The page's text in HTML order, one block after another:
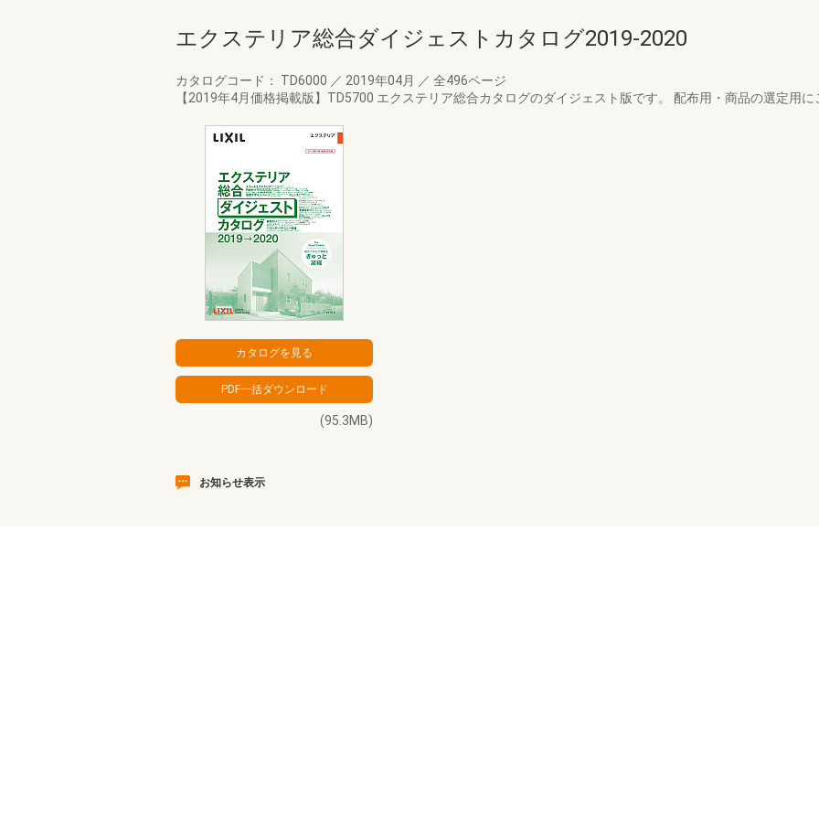
エクステリア総合ダイジェストカタログ2019-2020
カタログコード： TD6000 ／ 2019年04月 ／ 全496ページ
【2019年4月価格掲載版】TD5700 エクステリア総合カタログのダイジェスト版です。 配布用・商品の選定用に
(95.3MB)
お知らせ表示